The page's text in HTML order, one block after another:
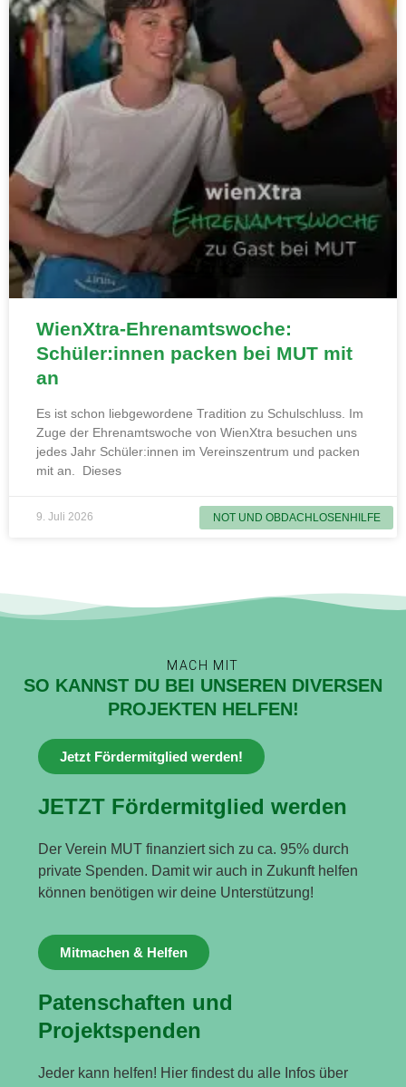
NOT UND OBDACHLOSENHILFE
WienXtra-Ehrenamtswoche:
Schüler:innen packen bei MUT mit
an
Es ist schon liebgewordene Tradition zu Schulschluss. Im
Zuge der Ehrenamtswoche von WienXtra besuchen uns
jedes Jahr Schüler:innen im Vereinszentrum und packen
mit an. Dieses
9. Juli 2026
MACH MIT
SO KANNST DU BEI UNSEREN DIVERSEN
PROJEKTEN HELFEN!
Jetzt Fördermitglied werden!
JETZT Fördermitglied werden
Der Verein MUT finanziert sich zu ca. 95% durch
private Spenden. Damit wir auch in Zukunft helfen
können benötigen wir deine Unterstützung!
Mitmachen & Helfen
Patenschaften und
Projektspenden
Jeder kann helfen! Hier findest du alle Infos über